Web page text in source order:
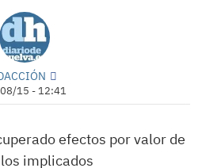
15 - 12:41
efectos por valor de
implicados